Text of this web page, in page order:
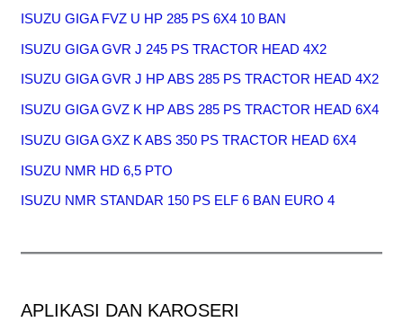
ISUZU GIGA FVZ U HP 285 PS 6X4 10 BAN
ISUZU GIGA GVR J 245 PS TRACTOR HEAD 4X2
ISUZU GIGA GVR J HP ABS 285 PS TRACTOR HEAD 4X2
ISUZU GIGA GVZ K HP ABS 285 PS TRACTOR HEAD 6X4
ISUZU GIGA GXZ K ABS 350 PS TRACTOR HEAD 6X4
ISUZU NMR HD 6,5 PTO
ISUZU NMR STANDAR 150 PS ELF 6 BAN EURO 4
APLIKASI DAN KAROSERI